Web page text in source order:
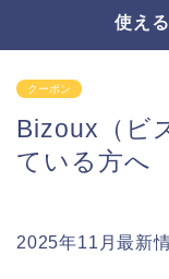
使え
クーポン
Bizoux（ビ
ている方へ
2025年11月最新